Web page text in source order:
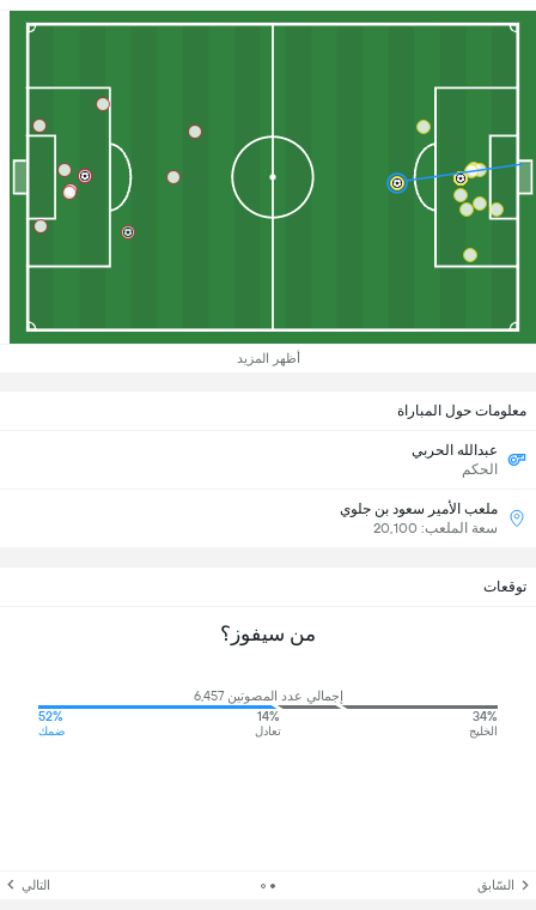
أظهر المزيد
معلومات حول المباراة
عبدالله الحربي
الحكم
ملعب الأمير سعود بن جلوي
سعة الملعب: 20,100
توقعات
من سيفوز؟
إجمالي عدد المصوتين 6,457
34%
الخليج
14%
تعادل
52%
ضمك
السّابق التالي